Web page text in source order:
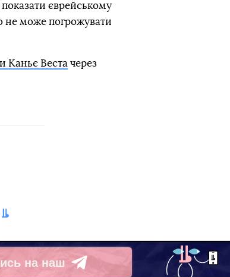
єврейському
не може погрожувати
Каньє Веста через
на наш